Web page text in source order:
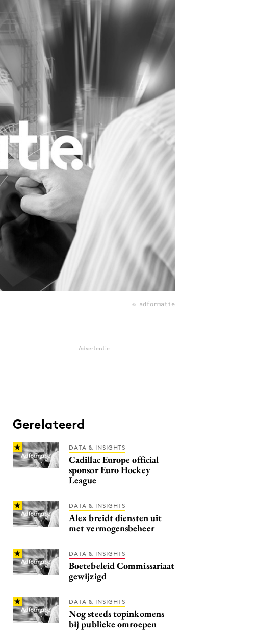
© adformatie
Advertentie
Gerelateerd
DATA & INSIGHTS
Cadillac Europe official
sponsor Euro Hockey
League
DATA & INSIGHTS
Alex breidt diensten uit
met vermogensbeheer
DATA & INSIGHTS
Boetebeleid Commissariaat
gewijzigd
DATA & INSIGHTS
Nog steeds topinkomens
bij publieke omroepen